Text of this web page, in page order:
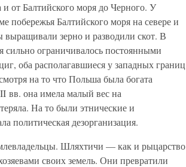
от Балтийского моря до Черного. У
Балтийского моря на севере и
зерно и разводили скот. В
сильно ограничивалось постоянными
оба располагавшиеся у западных границ
на то что Польша была богата
она имела малый вес на
На то были этнические и
политическая дезорганизация.
Шляхтичи — как и рыцарство
своих земель. Они превратили